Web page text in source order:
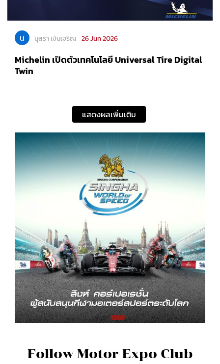
น นุสรา เงินเจริญ 26 Jun 2026
Michelin เปิดตัวเทคโนโลยี Universal Tire Digital
Twin
แสดงผลเพิ่มเติม
Follow Motor Expo Club